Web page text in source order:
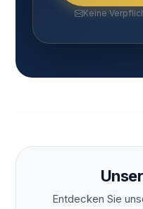
Keine
Entdecken Sie